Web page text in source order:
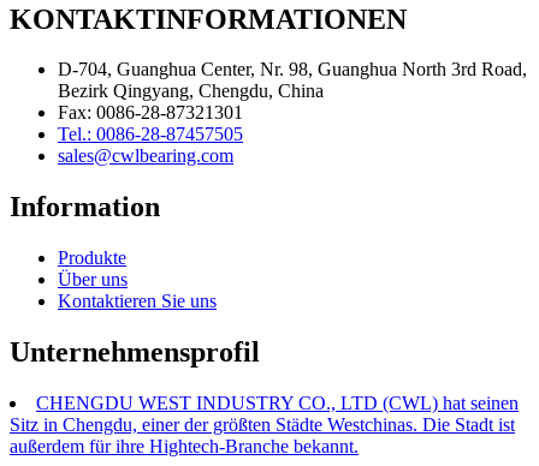
KONTAKTINFORMATIONEN
D-704, Guanghua Center, Nr. 98, Guanghua North 3rd Road,
Bezirk Qingyang, Chengdu, China
Fax: 0086-28-87321301
Tel.: 0086-28-87457505
sales@cwlbearing.com
Information
Produkte
Über uns
Kontaktieren Sie uns
Unternehmensprofil
CHENGDU WEST INDUSTRY CO., LTD (CWL) hat seinen
Sitz in Chengdu, einer der größten Städte Westchinas. Die Stadt ist
außerdem für ihre Hightech-Branche bekannt.